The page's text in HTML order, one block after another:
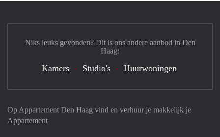
Op Appartement Den Haag vind en verhuur je makkelijk je
Appartement
Niks leuks gevonden? Dit is ons andere aanbod in Den
Haag:
Kamers Studio's Huurwoningen